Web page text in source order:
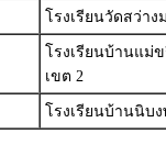
โรงเรียนวัดสว่า
โรงเรียนบ้านแม่
เขต 2
โรงเรียนบ้านนิบ